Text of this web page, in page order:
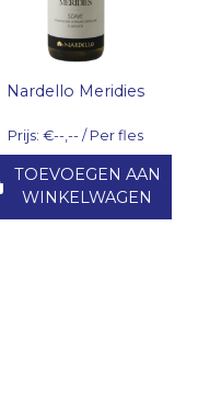
Nardello Meridies
Prijs: €--,-- / Per fles
TOEVOEGEN AAN
WINKELWAGEN